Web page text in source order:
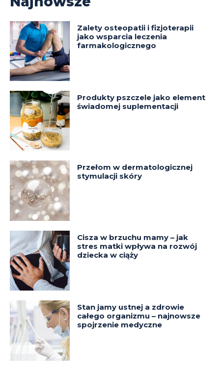
Zalety osteopatii i fizjoterapii
jako wsparcia leczenia
farmakologicznego
Produkty pszczele jako element
świadomej suplementacji
Przełom w dermatologicznej
stymulacji skóry
Cisza w brzuchu mamy – jak
stres matki wpływa na rozwój
dziecka w ciąży
Stan jamy ustnej a zdrowie
całego organizmu – najnowsze
spojrzenie medyczne